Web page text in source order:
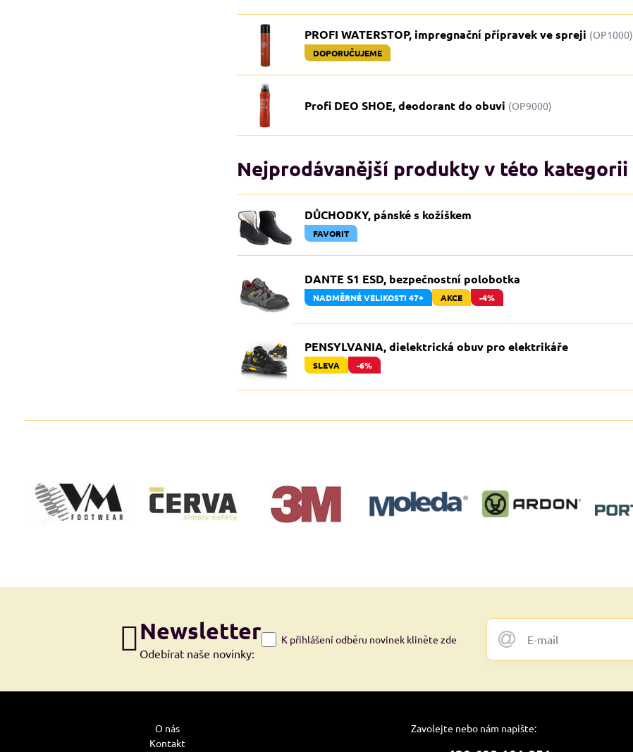
PROFI WATERSTOP, impregnační přípravek ve spreji (OP1000)
DOPORUČUJEME
Profi DEO SHOE, deodorant do obuvi (OP9000)
Nejprodávanější produkty v této kategorii
DŮCHODKY, pánské s kožíškem
FAVORIT
DANTE S1 ESD, bezpečnostní polobotka
NADMĚRNÉ VELIKOSTI 47+ AKCE -4%
PENSYLVANIA, dielektrická obuv pro elektrikáře
SLEVA -6%
Newsletter
Odebírat naše novinky:
K přihlášení odběru novinek kliněte zde
O nás
Kontakt
Zavolejte nebo nám napište: